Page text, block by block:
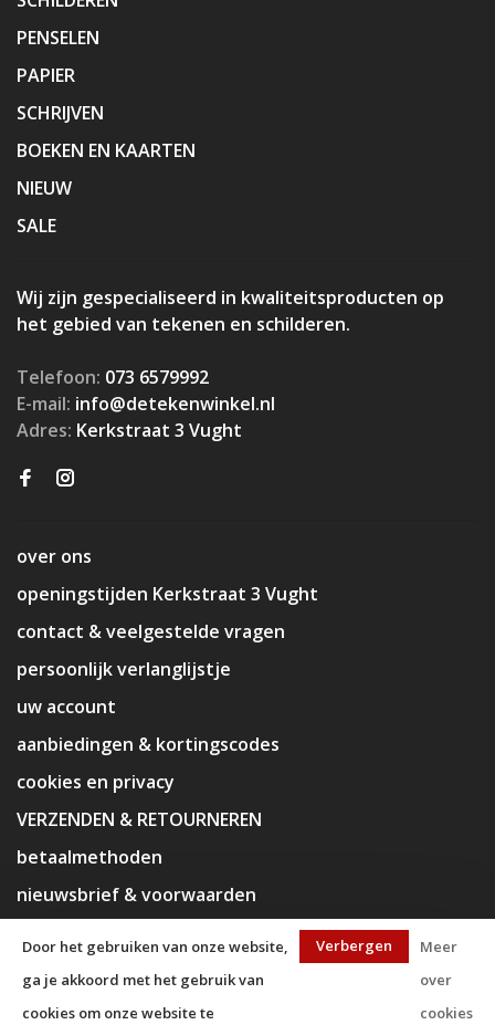
PENSELEN
PAPIER
SCHRIJVEN
BOEKEN EN KAARTEN
NIEUW
SALE
Wij zijn gespecialiseerd in kwaliteitsproducten op
het gebied van tekenen en schilderen.
Telefoon: 073 6579992
E-mail: info@detekenwinkel.nl
Adres: Kerkstraat 3 Vught
over ons
openingstijden Kerkstraat 3 Vught
contact & veelgestelde vragen
persoonlijk verlanglijstje
uw account
aanbiedingen & kortingscodes
cookies en privacy
VERZENDEN & RETOURNEREN
betaalmethoden
nieuwsbrief & voorwaarden
Door het gebruiken van onze website,
ga je akkoord met het gebruik van
cookies om onze website te
Verbergen
Meer
over
cookies